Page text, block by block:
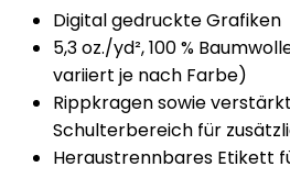
Digital gedruckte Grafiken
5,3 oz./yd², 100 %
variiert je nach Farbe)
Rippkragen sowie
Schulterbereich für
Heraustrennbares Etikett